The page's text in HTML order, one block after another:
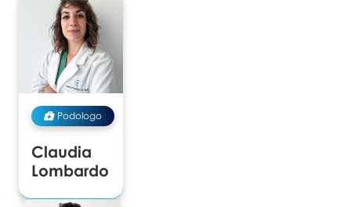
Podologo
Claudia
Lombardo